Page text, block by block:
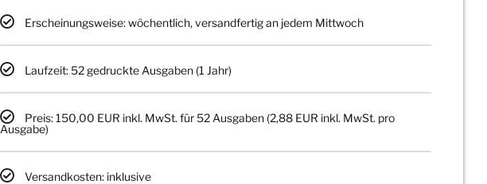
Erscheinungsweise: wöchentlich, versandfertig an jedem Mittwoch
Laufzeit: 52 gedruckte Ausgaben (1 Jahr)
Preis: 150,00 EUR inkl. MwSt. für 52 Ausgaben (2,88 EUR inkl. MwSt. pro
Ausgabe)
Versandkosten: inklusive